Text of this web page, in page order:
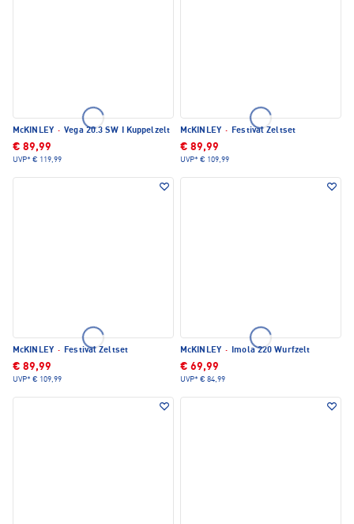
McKINLEY · Vega 20.3 SW I Kuppelzelt
€ 89,99
UVP* € 119,99
McKINLEY · Festival Zeltset
€ 89,99
UVP* € 109,99
McKINLEY · Festival Zeltset
€ 89,99
UVP* € 109,99
McKINLEY · Imola 220 Wurfzelt
€ 69,99
UVP* € 84,99